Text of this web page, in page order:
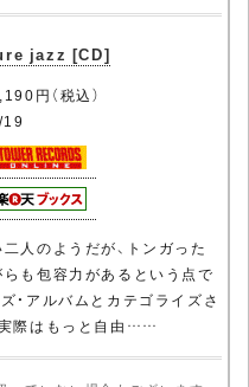
jazz [CD]
円（税込）
人のようだが、トンガった
も包容力があるという点で
・アルバムとカテゴライズさ
際はもっと自由……